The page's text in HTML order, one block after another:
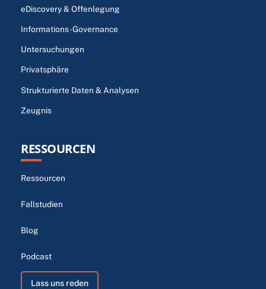
eDiscovery & Offenlegung
Informations-Governance
Untersuchungen
Privatsphäre
Strukturierte Daten & Analysen
Zeugnis
RESSOURCEN
Ressourcen
Fallstudien
Blog
Podcast
Lass uns reden